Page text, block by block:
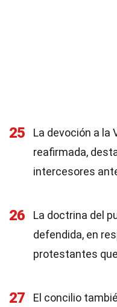
25 La devoción a la
reafirmada,
intercesores
26
La doctrina del
defendida, en
protestantes
27
El concilio